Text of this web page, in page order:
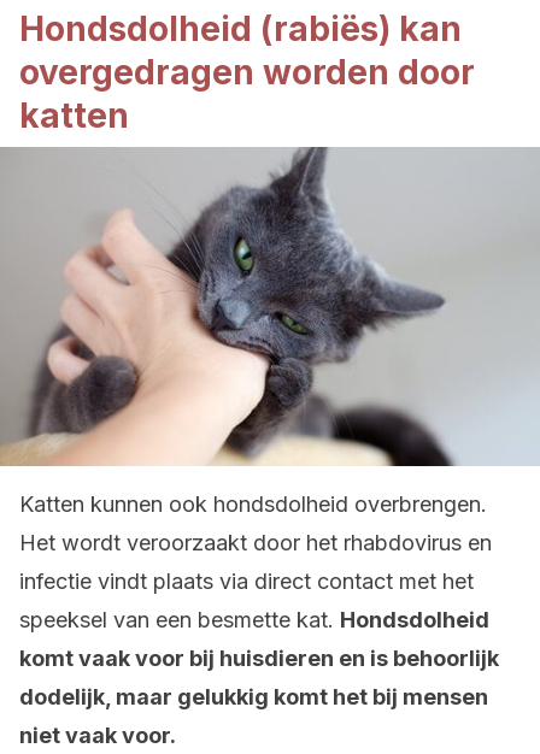
Hondsdolheid (rabiës) kan
overgedragen worden door
katten
Katten kunnen ook hondsdolheid overbrengen.
Het wordt veroorzaakt door het rhabdovirus en
infectie vindt plaats via direct contact met het
speeksel van een besmette kat. Hondsdolheid
komt vaak voor bij huisdieren en is behoorlijk
dodelijk, maar gelukkig komt het bij mensen
niet vaak voor.